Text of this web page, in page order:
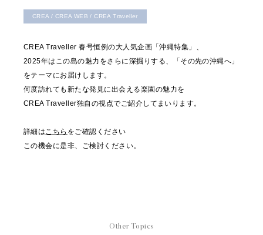
CREA / CREA WEB / CREA Traveller
CREA Traveller 春号恒例の大人気企画「沖縄特集」、
2025年はこの島の魅力をさらに深掘りする、「その先の沖縄へ」
をテーマにお届けします。
何度訪れても新たな発見に出会える楽園の魅力を
CREA Traveller独自の視点でご紹介してまいります。
詳細はこちら をご確認ください
この機会に是非、ご検討ください。
Other Topics